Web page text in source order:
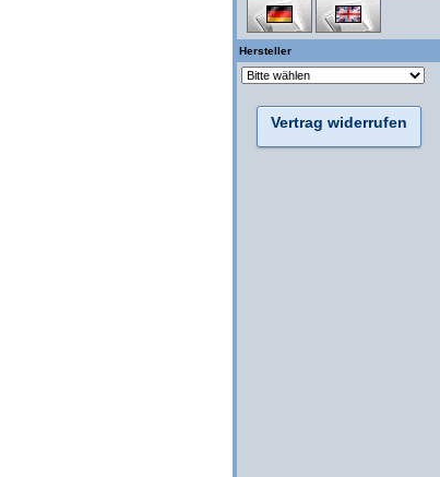
Hersteller
Vertrag widerrufen